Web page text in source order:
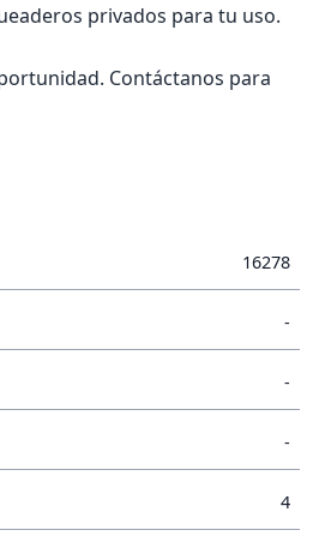
privados para tu uso.
Contáctanos para
16278
-
-
-
4